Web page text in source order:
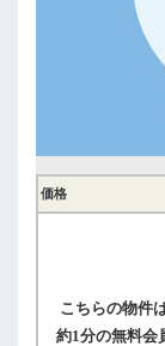
価格
こちらの物件
約1分の無料会